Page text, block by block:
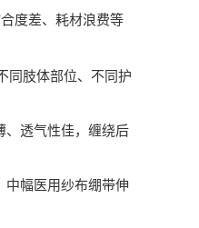
度差、耗材浪费等
肢体部位、不同护
透气性佳，缠绕后
幅医用纱布绷带伸